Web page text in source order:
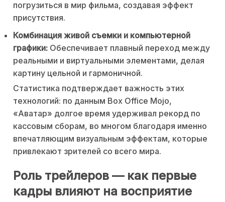
погрузиться в мир фильма, создавая эффект
присутствия.
Комбинация живой съемки и компьютерной
графики: Обеспечивает плавный переход между
реальными и виртуальными элементами, делая
картину цельной и гармоничной.
Статистика подтверждает важность этих
технологий: по данным Box Office Mojo,
«Аватар» долгое время удерживал рекорд по
кассовым сборам, во многом благодаря именно
впечатляющим визуальным эффектам, которые
привлекают зрителей со всего мира.
Роль трейлеров — как первые
кадры влияют на восприятие